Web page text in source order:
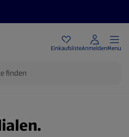
EinkaufslisteAnmeldenMenu